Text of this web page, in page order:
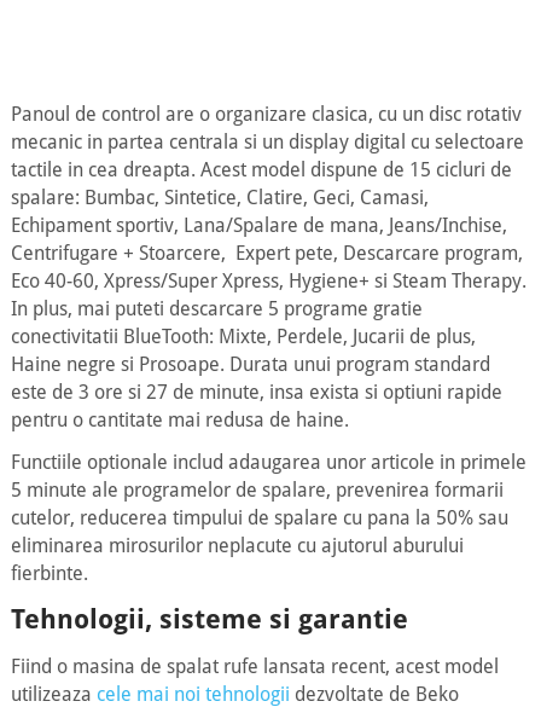
Panoul de control are o organizare clasica, cu un disc rotativ
mecanic in partea centrala si un display digital cu selectoare
tactile in cea dreapta. Acest model dispune de 15 cicluri de
spalare: Bumbac, Sintetice, Clatire, Geci, Camasi,
Echipament sportiv, Lana/Spalare de mana, Jeans/Inchise,
Centrifugare + Stoarcere, Expert pete, Descarcare program,
Eco 40-60, Xpress/Super Xpress, Hygiene+ si Steam Therapy.
In plus, mai puteti descarcare 5 programe gratie
conectivitatii BlueTooth: Mixte, Perdele, Jucarii de plus,
Haine negre si Prosoape. Durata unui program standard
este de 3 ore si 27 de minute, insa exista si optiuni rapide
pentru o cantitate mai redusa de haine.
Functiile optionale includ adaugarea unor articole in primele
5 minute ale programelor de spalare, prevenirea formarii
cutelor, reducerea timpului de spalare cu pana la 50% sau
eliminarea mirosurilor neplacute cu ajutorul aburului
fierbinte.
Tehnologii, sisteme si garantie
Fiind o masina de spalat rufe lansata recent, acest model
utilizeaza cele mai noi tehnologii dezvoltate de Beko